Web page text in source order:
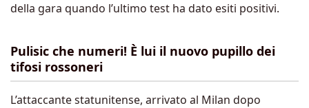
della gara quando l’ultimo test ha dato esiti positivi.
Pulisic che numeri! È lui il nuovo pupillo dei
tifosi rossoneri
L’attaccante statunitense, arrivato al Milan dopo